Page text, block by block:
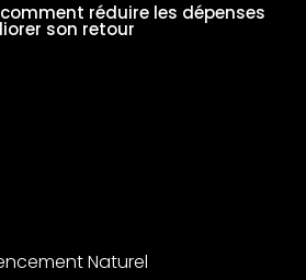
comment réduire les dépenses
son retour
Naturel